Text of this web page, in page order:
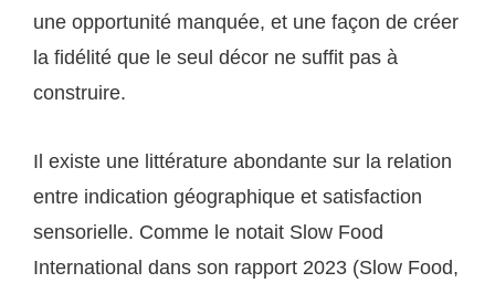
une opportunité manquée, et une façon de créer
la fidélité que le seul décor ne suffit pas à
construire.
Il existe une littérature abondante sur la relation
entre indication géographique et satisfaction
sensorielle. Comme le notait Slow Food
International dans son rapport 2023 (Slow Food,